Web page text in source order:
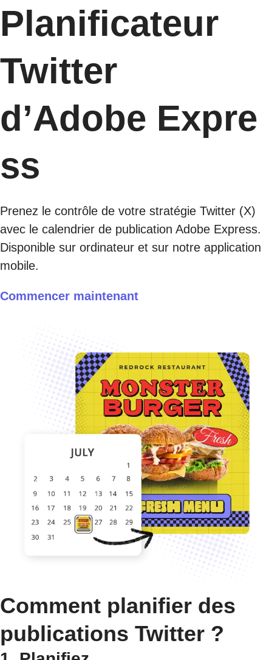
Planificateur
Twitter
d’Adobe Expre
ss
Prenez le contrôle de votre stratégie Twitter (X)
avec le calendrier de publication Adobe Express.
Disponible sur ordinateur et sur notre application
mobile.
Commencer maintenant
Comment planifier des
publications Twitter ?